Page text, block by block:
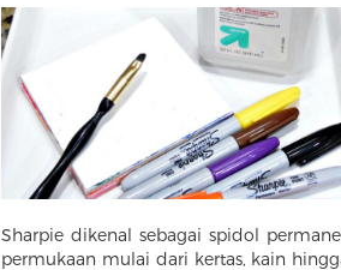
Sharpie dikenal sebagai spidol
permukaan mulai dari kertas, kain